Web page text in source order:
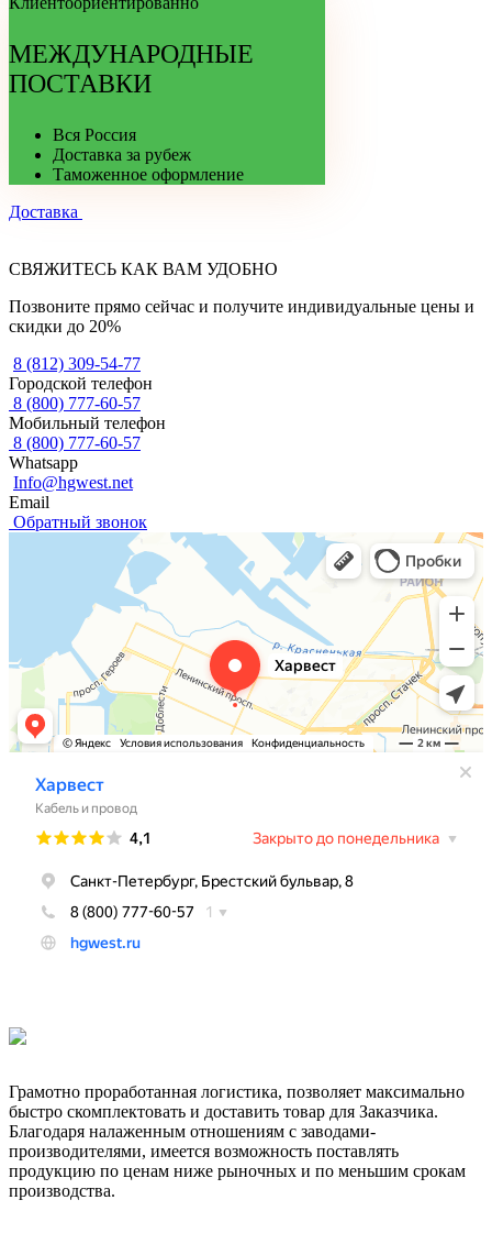
МЕЖДУНАРОДНЫЕ
ПОСТАВКИ
Вся Россия
Доставка за рубеж
Таможенное оформление
Доставка
СВЯЖИТЕСЬ КАК ВАМ УДОБНО
Позвоните прямо сейчас и получите индивидуальные цены и
скидки до 20%
8 (812) 309-54-77
Городской телефон
8 (800) 777-60-57
Мобильный телефон
8 (800) 777-60-57
Whatsapp
Info@hgwest.net
Email
Обратный звонок
Грамотно проработанная логистика, позволяет максимально
быстро скомплектовать и доставить товар для Заказчика.
Благодаря налаженным отношениям с заводами-
производителями, имеется возможность поставлять
продукцию по ценам ниже рыночных и по меньшим срокам
производства.